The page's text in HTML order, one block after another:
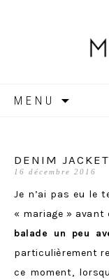
MENU
DENIM
16 décembre 2016
Je n’ai pas eu le
« mariage » avant
balade un peu
particulièrement
ce moment,